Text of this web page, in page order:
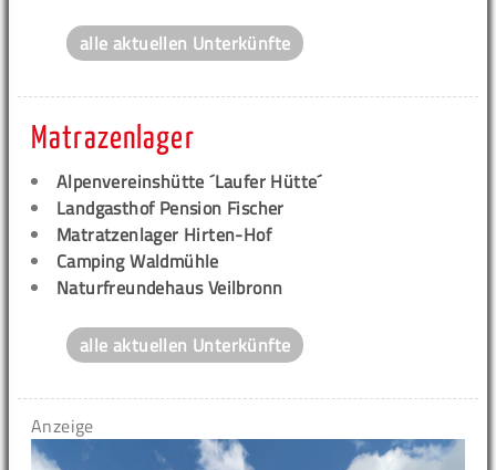
alle aktuellen Unterkünfte
Matrazenlager
Alpenvereinshütte ´Laufer Hütte´
Landgasthof Pension Fischer
Matratzenlager Hirten-Hof
Camping Waldmühle
Naturfreundehaus Veilbronn
alle aktuellen Unterkünfte
Anzeige